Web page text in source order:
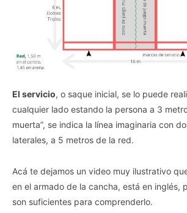
El servicio, o saque inicial, se lo puede
cualquier lado estando la persona a 3
muerta”, se indica la línea imaginaria con
laterales, a 5 metros de la red.
Acá te dejamos un video muy ilustrativo
en el armado de la cancha, está en inglés,
son suficientes para comprenderlo.